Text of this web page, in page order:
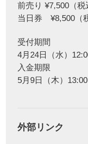
前売り ¥7,500（
当日券 ¥8,500（
受付期間
4月24日（水）
入金期限
5月9日（木）
外部リンク